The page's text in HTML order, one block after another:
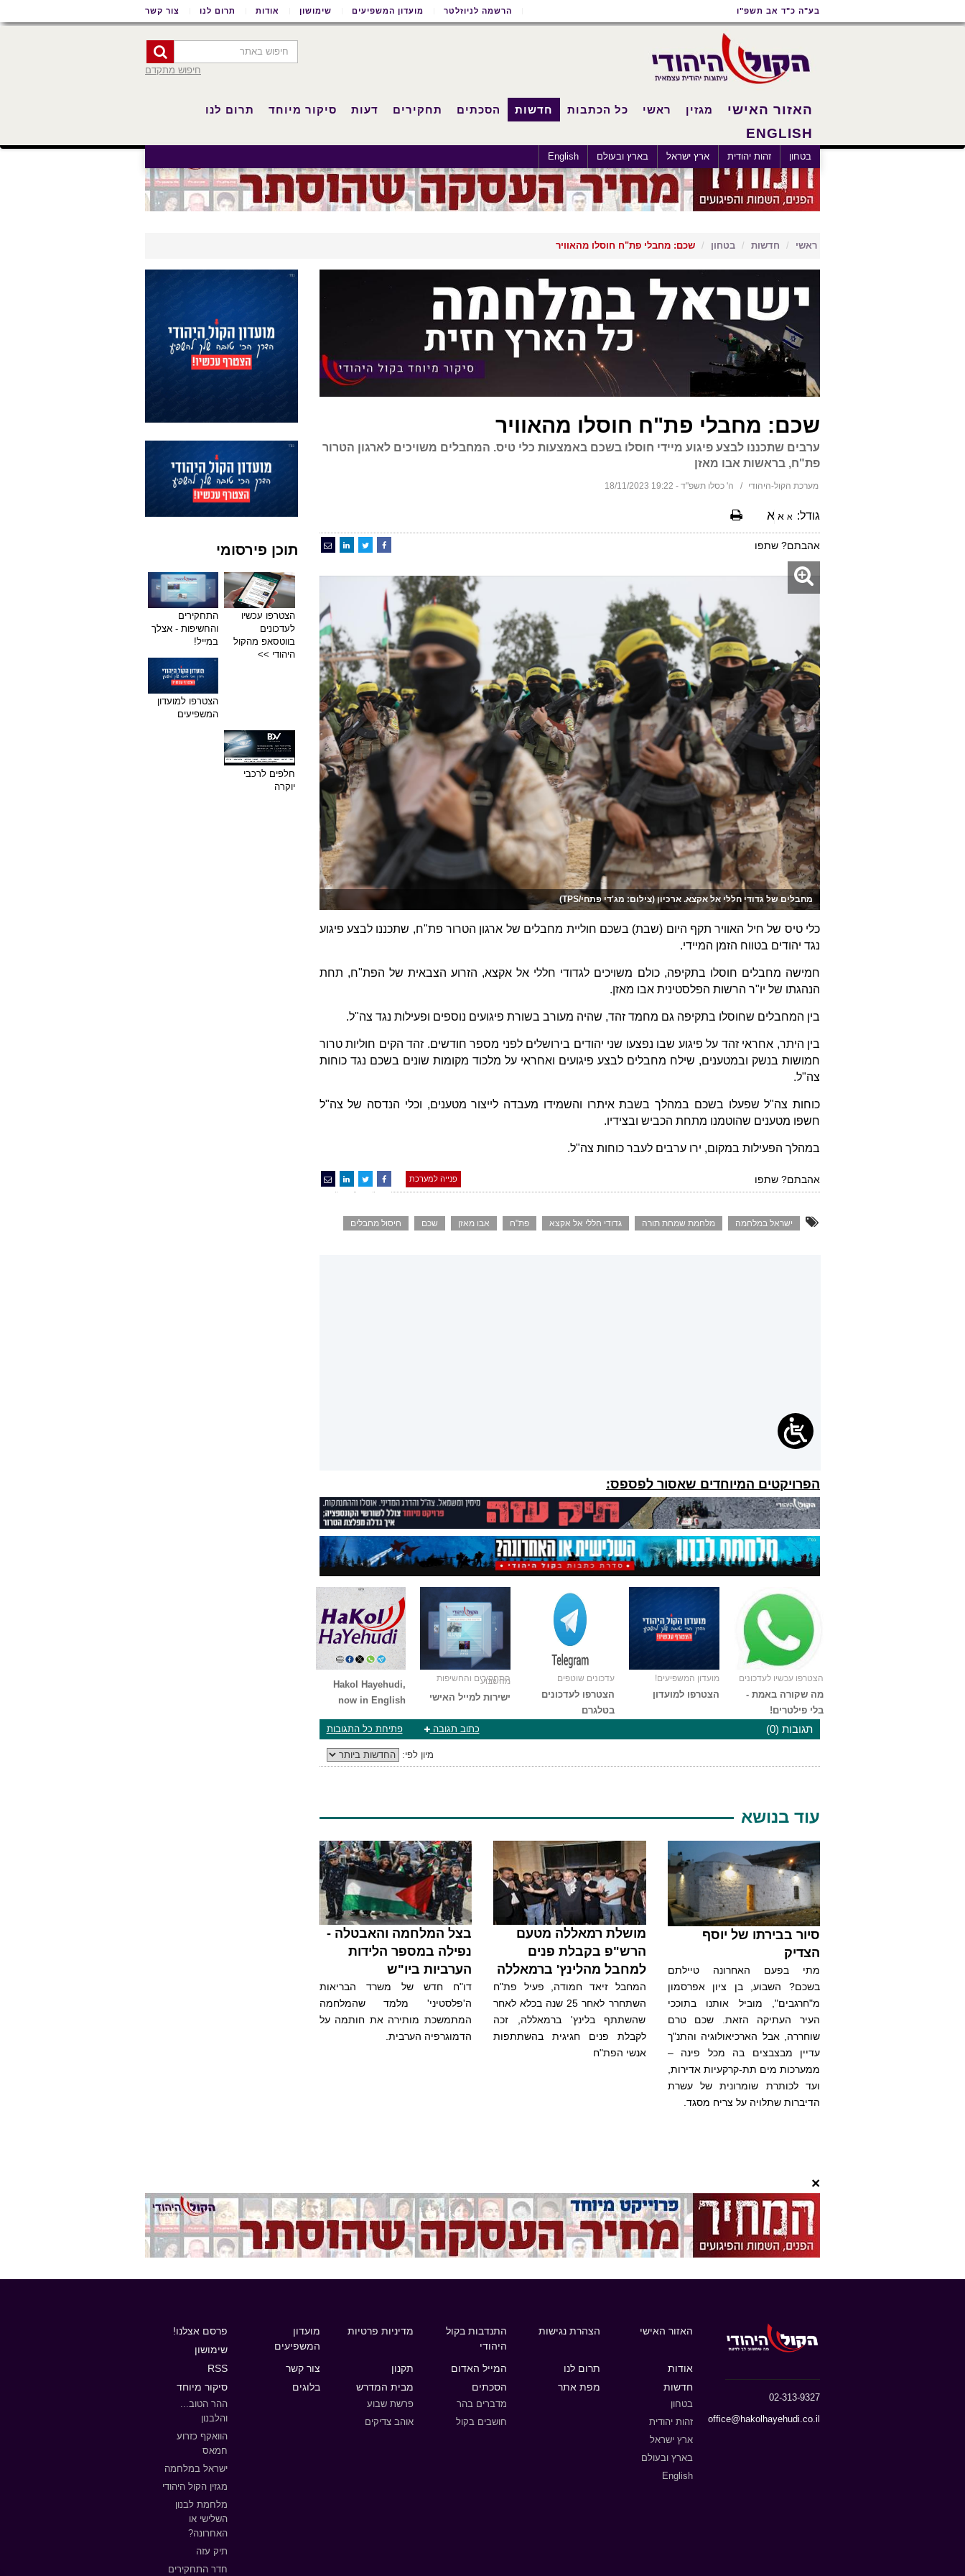
נגישות
ראשי
ראשי
בע"ה כ"ד אב תשפ"ו הרשמה לניוזלטר מועדון המשפיעים שימושון אודות תרום לנו צור קשר
חיפוש מתקדם
האזור האישי מגזין ראשי כל הכתבות חדשות
בטחון זהות יהודית ארץ ישראל בארץ ובעולם English
הסכתים תחקירים דעות סיקור מיוחד תרום לנו
ENGLISH
ראשי חדשות בטחון שכם: מחבלי פת"ח חוסלו מהאוויר
שכם: מחבלי פת"ח חוסלו מהאוויר
ערבים שתכננו לבצע פיגוע מיידי חוסלו בשכם באמצעות כלי טיס. המחבלים משויכים לארגון הטרור
פת"ח, בראשות אבו מאזן
מערכת הקול-היהודי ה' כסלו תשפ"ד - 19:22 18/11/2023
גודל: א א א
אהבתם? שתפו
מחבלים של גדודי חללי אל אקצא. ארכיון (צילום: מג'די פתחי/TPS)
כלי טיס של חיל האוויר תקף היום (שבת) בשכם חוליית מחבלים של ארגון הטרור פת"ח, שתכננו לבצע פיגוע
נגד יהודים בטווח הזמן המיידי.
חמישה מחבלים חוסלו בתקיפה, כולם משויכים לגדודי חללי אל אקצא, הזרוע הצבאית של הפת"ח, תחת
הנהגתו של יו"ר הרשות הפלסטינית אבו מאזן.
בין המחבלים שחוסלו בתקיפה גם מחמד זהד, שהיה מעורב בשורת פיגועים נוספים ופעילות נגד צה"ל.
בין היתר, אחראי זהד על פיגוע שבו נפצעו שני יהודים בירושלים לפני מספר חודשים. זהד הקים חוליות טרור
חמושות בנשק ובמטענים, שילח מחבלים לבצע פיגועים ואחראי על מלכוד מקומות שונים בשכם נגד כוחות
צה"ל.
כוחות צה"ל שפעלו בשכם במהלך בשבת איתרו והשמידו מעבדה לייצור מטענים, וכלי הנדסה של צה"ל
חשפו מטענים שהוטמנו מתחת הכביש ובצידיו.
במהלך הפעילות במקום, ירו ערבים לעבר כוחות צה"ל.
אהבתם? שתפו פנייה למערכת
ישראל במלחמה מלחמת שמחת תורה גדודי חללי אל אקצא פת"ח אבו מאזן שכם חיסול מחבלים
הפרויקטים המיוחדים שאסור לפספס:
Hakol Hayehudi,
now in English
התחקירים והחשיפות
מהשבוע
ישירות למייל האישי
עדכונים שוטפים
הצטרפו לעדכונים
בטלגרם
מועדון המשפיעים!
הצטרפו למועדון
הצטרפו עכשיו לעדכונים
מה שקורה באמת -
בלי פילטרים!
תגובות (0) פתיחת כל התגובות כתוב תגובה
מיון לפי:
עוד בנושא
סיור בבירתו של יוסף
הצדיק
מתי בפעם האחרונה טיילתם
בשכם? השבוע, בן ציון אפרסמון
מ"חרגבים", מוביל אותנו בתוככי
העיר העתיקה הזאת. שכם טרם
שוחררה, אבל הארכיאולוגיה והתנ"ך
עדיין מבצבצים בה מכל פינה –
ממערכות מים תת-קרקעיות אדירות,
ועד לכותרת שומרונית של עשרת
הדיברות שתלויה על צריח מסגד.
מושלת רמאללה מטעם
הרש"פ בקבלת פנים
למחבל מהלינץ' ברמאללה
המחבל זיאד חמודה, פעיל פת"ח
השתחרר לאחר 25 שנה בכלא לאחר
שהשתתף בלינץ' ברמאללה, זכה
לקבלת פנים חגיגית בהשתתפות
אנשי הפת"ח
בצל המלחמה והאבטלה -
נפילה במספר הלידות
הערביות ביו"ש
דו"ח חדש של משרד הבריאות
ה'פלסטיני' מלמד שהמלחמה
המתמשכת מותירה את חותמה על
הדמוגרפיה הערבית.
תוכן פירסומי
הצטרפו עכשיו
לעדכונים
בווטסאפ מהקול
היהודי >>
התחקירים
והחשיפות - אצלך
במייל!
הצטרפו למועדון
המשפיעים
חלפים לרכבי
יוקרה
×
02-313-9327
office@hakolhayehudi.co.il
האזור האישי הצהרת נגישות
התנדבות בקול
היהודי
מדיניות פרטיות
מועדון
המשפיעים
פרסם אצלנו!
שימושון
אודות
תרום לנו המייל האדום תקנון צור קשר
RSS
חדשות
בטחון
זהות יהודית
ארץ ישראל
בארץ ובעולם
English
מפת אתר הסכתים
מדברים בהר
חושבים בקול
מבית המדרש
פרשת שבוע
אוהב צדיקים
בלוגים סיקור מיוחד
ההר הטוב...
והלבנון
הוואקף כזרוע
חמאס
ישראל במלחמה
מגזין הקול היהודי
מלחמת לבנון
השלישי או
האחרונה?
תיק עזה
חדר התחקירים